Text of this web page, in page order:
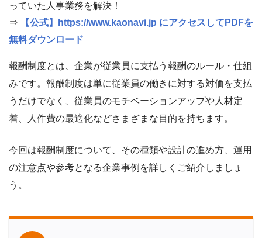
っていた人事業務を解決！
⇒
【公式】https://www.kaonavi.jp にアクセスしてPDFを
無料ダウンロード
報酬制度とは、企業が従業員に支払う報酬のルール・仕組
みです。報酬制度は単に従業員の働きに対する対価を支払
うだけでなく、従業員のモチベーションアップや人材定
着、人件費の最適化などさまざまな目的を持ちます。
今回は報酬制度について、その種類や設計の進め方、運用
の注意点や参考となる企業事例を詳しくご紹介しましょ
う。